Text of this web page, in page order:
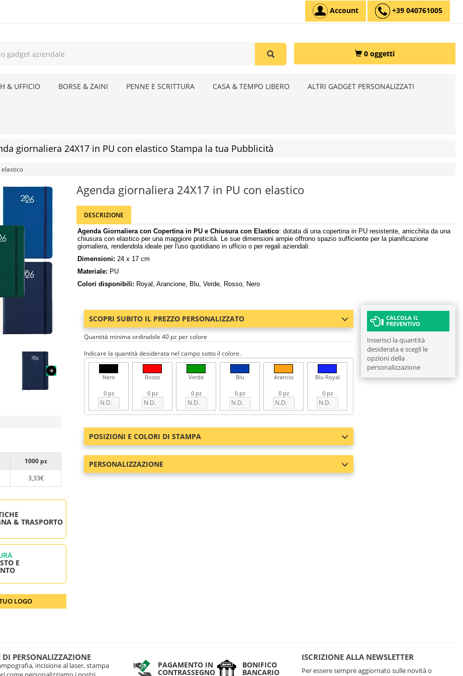
Account +39 040761005
0 oggetti
& UFFICIO BORSE & ZAINI PENNE E SCRITTURA CASA & TEMPO LIBERO ALTRI GADGET PERSONALIZZATI
giornaliera 24X17 in PU con elastico Stampa la tua Pubblicità
elastico
1000 pz
3,33€
& TRASPORTO
E
LOGO
Agenda giornaliera 24X17 in PU con elastico
DESCRIZIONE
Agenda Giornaliera con Copertina in PU e Chiusura con Elastico: dotata di una copertina in PU resistente, arricchita da una
chiusura con elastico per una maggiore praticità. Le sue dimensioni ampie offrono spazio sufficiente per la pianificazione
giornaliera, rendendola ideale per l'uso quotidiano in ufficio o per regali aziendali.
Dimensioni: 24 x 17 cm
Materiale: PU
Colori disponibili: Royal, Arancione, Blu, Verde, Rosso, Nero
SCOPRI SUBITO IL PREZZO PERSONALIZZATO
Quantità minima ordinabile 40 pz per colore
Indicare la quantità desiderata nel campo sotto il colore.
Nero
0 pz
Rosso
0 pz
Verde
0 pz
Blu
0 pz
Arancio
0 pz
Blu Royal
0 pz
POSIZIONI E COLORI DI STAMPA
PERSONALIZZAZIONE
CALCOLA IL
PREVENTIVO
Inserisci la quantità
desiderata e scegli le
opzioni della
personalizzazione
DI PERSONALIZZAZIONE
incisione al laser, stampa
PAGAMENTO IN
CONTRASSEGNO
BONIFICO
BANCARIO
ISCRIZIONE ALLA NEWSLETTER
Per essere sempre aggiornato sulle novità o